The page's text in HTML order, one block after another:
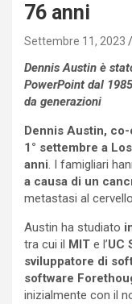
76 anni
Settembre 11, 2023
Dennis Austin è
PowerPoint dal
da generazioni
Dennis Austin,
1° settembre a
anni. I famigliari
a causa di un
metastasi al
Austin ha studiato
tra cui il
MIT e l’UC
sviluppatore di
software
inizialmente con il